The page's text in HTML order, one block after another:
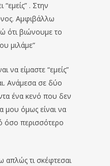
. Στην
Αμφιβάλλω
ότι βιώνουμε το
μιλάμε”
να είμαστε “εμείς”
Ανάμεσα σε δύο
ένα κενό που δεν
μου όμως είναι να
όσο περισσότερο
απλώς τι σκέφτεσαι